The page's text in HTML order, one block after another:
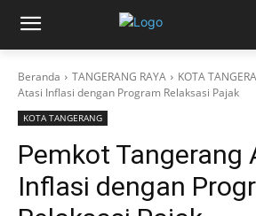
Beranda TANGERANG RAYA KOTA
Atasi Inflasi dengan Program Relaksasi Pajak
KOTA TANGERANG
Pemkot Tangerang
Inflasi dengan